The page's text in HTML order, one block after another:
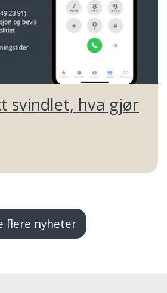
svindlet, hva gjør
flere nyheter